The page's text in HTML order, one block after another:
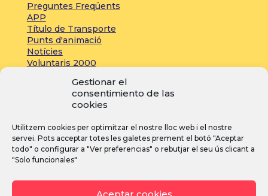
Gestionar el
consentimiento de las
cookies
Utilitzem cookies per optimitzar el nostre lloc web i el nostre
servei. Pots acceptar totes les galetes prement el botó "Aceptar
todo" o configurar a "Ver preferencias" o rebutjar el seu ús clicant a
"Solo funcionales"
Aceptar cookies
Preguntes Freqüents
APP
Título de Transporte
Punts d'animació
Notícies
Voluntaris 2000
Zona de prensa:
Acreditacions
Inscripcions
Notícies
InstagramFacebook YouTube